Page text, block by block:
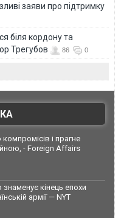
заяви про підтримку
біля кордону та
Трегубов
86 0
і прагне
- Foreign Affairs
кінець епохи
армії — NYT